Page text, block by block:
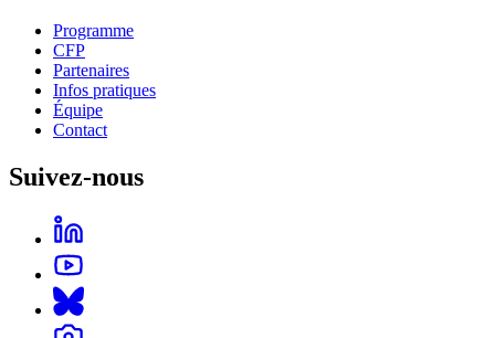
Programme
CFP
Partenaires
Infos pratiques
Équipe
Contact
Suivez-nous